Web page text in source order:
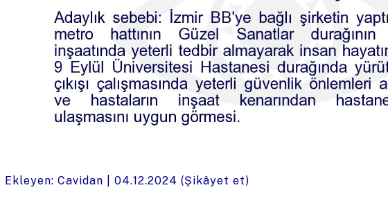
Ekleyen: Cavidan | 04.12.2024 (Şikâyet et)